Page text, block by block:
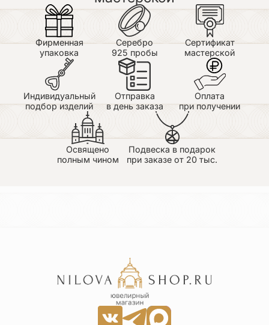
Достоинства: лучшая иконка из тех что я видел
Недостатки: не большой размер есть предложения
но это при личной встречи
Светлана
29.06.2026
Купила образок в подарок. Отличное качество
исполнения!!! Спасибо за великолепную работу!
29.06.2026
Достоинства: Главное достоинство-качество
изделия и проработка деталей. Недостатки:
Фирменная
упаковка
Серебро
925 пробы
Сертификат
мастерской
Индивидуальный
подбор изделий
Отправка
в день заказа
Оплата
при получении
Освящено
полным чином
Подвеска в подарок
при заказе от 20 тыс.